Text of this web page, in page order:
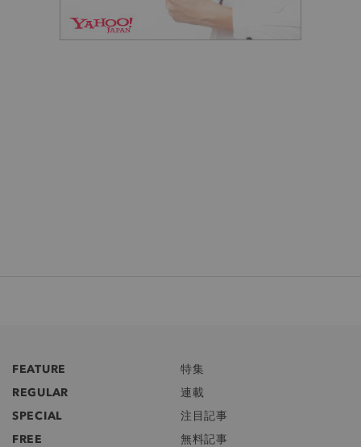
FEATURE
特集
REGULAR
連載
SPECIAL
注目記事
FREE
無料記事